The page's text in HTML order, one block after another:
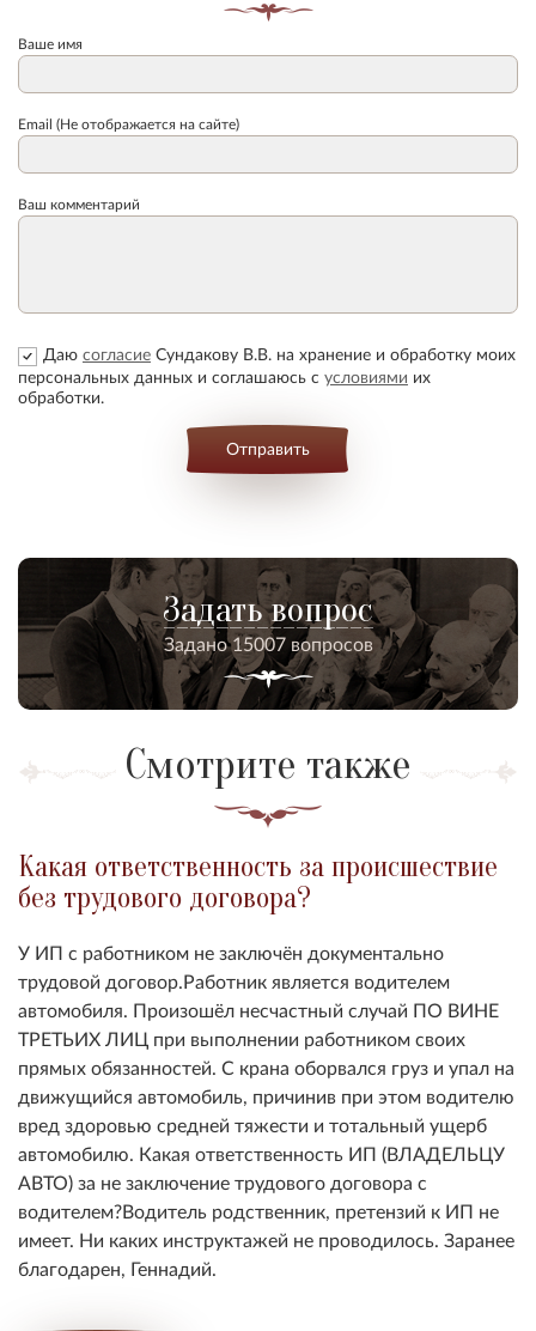
Ваше имя
Email (Не отображается на сайте)
Ваш комментарий
Даю согласие Сундакову В.В. на хранение и обработку моих
персональных данных и соглашаюсь с условиями их
обработки.
Отправить
Задать вопрос
Задано 15007 вопросов
Смотрите также
Какая ответственность за происшествие
без трудового договора?
У ИП с работником не заключён документально
трудовой договор.Работник является водителем
автомобиля. Произошёл несчастный случай ПО ВИНЕ
ТРЕТЬИХ ЛИЦ при выполнении работником своих
прямых обязанностей. С крана оборвался груз и упал на
движущийся автомобиль, причинив при этом водителю
вред здоровью средней тяжести и тотальный ущерб
автомобилю. Какая ответственность ИП (ВЛАДЕЛЬЦУ
АВТО) за не заключение трудового договора с
водителем?Водитель родственник, претензий к ИП не
имеет. Ни каких инструктажей не проводилось. Заранее
благодарен, Геннадий.